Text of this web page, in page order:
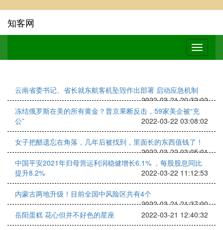
知客网
云南省委书记、省长就东航客机坠毁作出部署 启动应急机制
2022-03-21 20:32:02
冻结俄罗斯在美的所有黄金？普京果断反击，59家美企被“充
公”
2022-03-22 03:08:02
女子把醋遗忘在角落，几年后被找到，里面长的东西值钱了！
2022-03-22 03:05:01
中国平安2021年归母营运利润稳健增长6.1% ，每股股息同比
提升8.2%
2022-03-22 11:12:53
内蒙古两地升级！目前全国中风险区共有4个
2022-03-21 21:37:00
岳阳蛋糕 花心但并不好色的星座
2022-03-21 12:40:32